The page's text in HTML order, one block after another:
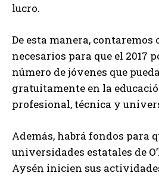
lucro.
De esta manera, contaremos
necesarios para que el 2017
número de jóvenes que
gratuitamente en la
profesional, técnica y
Además, habrá fondos para
universidades estatales de
Aysén inicien sus